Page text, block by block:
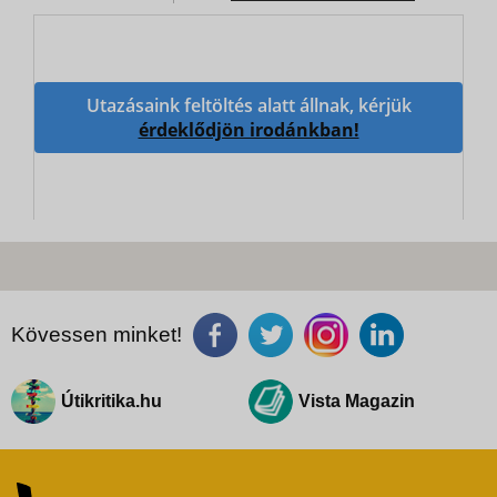
Utazásaink feltöltés alatt állnak, kérjük
érdeklődjön irodánkban!
Kövessen minket!
Útikritika.hu Vista Magazin